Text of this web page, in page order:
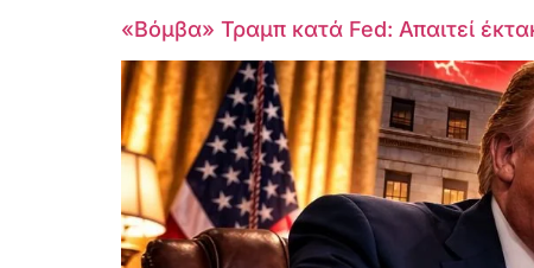
«Βόμβα» Τραμπ κατά Fed: Απαιτεί